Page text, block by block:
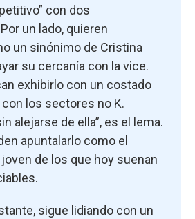
con dos
un lado, quieren
un sinónimo de Cristina
su cercanía con la vice.
exhibirlo con un costado
los sectores no K.
alejarse de ella”, es el lema.
apuntalarlo como el
de los que hoy suenan
sigue lidiando con un